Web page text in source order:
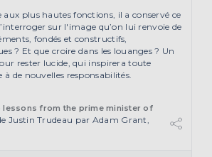
plus hautes fonctions, il a conservé ce
sur l'image qu’on lui renvoie de
fondés et constructifs,
? Et que croire dans les louanges ? Un
rester lucide, qui inspirera toute
à de nouvelles responsabilités.
lessons from the prime minister of
Justin Trudeau par Adam Grant,